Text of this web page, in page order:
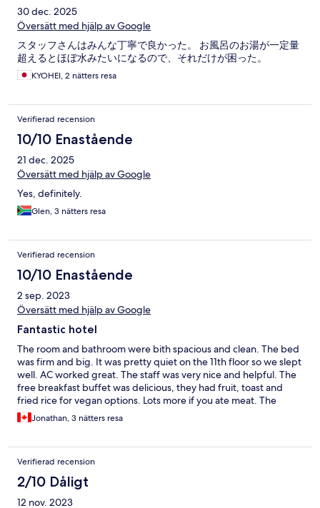
30 dec. 2025
Översätt med hjälp av Google
スタッフさんはみんな丁寧で良かった。 お風呂のお湯が一定量
超えるとほぼ水みたいになるので、それだけが困った。
KYOHEI, 2 nätters resa
Verifierad recension
10/10 Enastående
21 dec. 2025
Översätt med hjälp av Google
Yes, definitely.
Glen, 3 nätters resa
Verifierad recension
10/10 Enastående
2 sep. 2023
Översätt med hjälp av Google
Fantastic hotel
The room and bathroom were bith spacious and clean. The bed
was firm and big. It was pretty quiet on the 11th floor so we slept
well. AC worked great. The staff was very nice and helpful. The
free breakfast buffet was delicious, they had fruit, toast and
fried rice for vegan options. Lots more if you ate meat. The
location was great too, we could walk everywhere.
Jonathan, 3 nätters resa
Verifierad recension
2/10 Dåligt
12 nov. 2023